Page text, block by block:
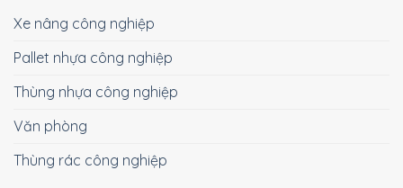
Xe nâng công nghiệp
Pallet nhựa công nghiệp
Thùng nhựa công nghiệp
Văn phòng
Thùng rác công nghiệp